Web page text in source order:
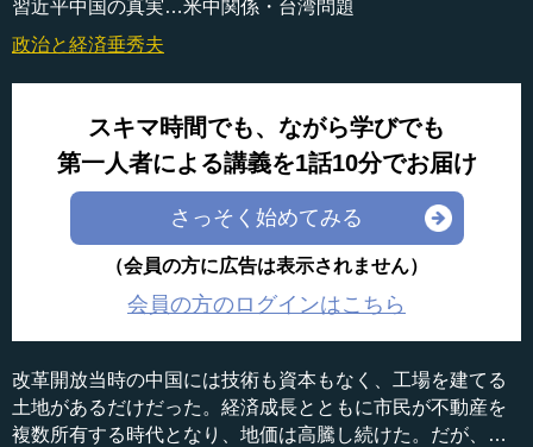
習近平中国の真実…米中関係・台湾問題
政治と経済垂秀夫
スキマ時間でも、ながら学びでも
第一人者による講義を1話10分でお届け
さっそく始めてみる
（会員の方に広告は表示されません）
会員の方のログインはこちら
改革開放当時の中国には技術も資本もなく、工場を建てる
土地があるだけだった。経済成長とともに市民が不動産を
複数所有する時代となり、地価は高騰し続けた。だが、習